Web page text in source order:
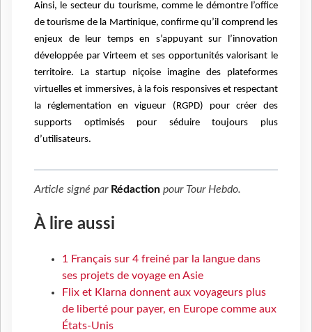
Ainsi, le secteur du tourisme, comme le démontre l’office
de tourisme de la Martinique, confirme qu’il comprend les
enjeux de leur temps en s’appuyant sur l’innovation
développée par Virteem et ses opportunités valorisant le
territoire. La startup niçoise imagine des plateformes
virtuelles et immersives, à la fois responsives et respectant
la réglementation en vigueur (RGPD) pour créer des
supports optimisés pour séduire toujours plus
d’utilisateurs.
Article signé par Rédaction pour Tour Hebdo.
À lire aussi
1 Français sur 4 freiné par la langue dans
ses projets de voyage en Asie
Flix et Klarna donnent aux voyageurs plus
de liberté pour payer, en Europe comme aux
États-Unis